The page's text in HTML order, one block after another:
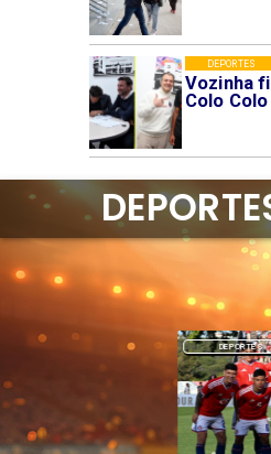
Vozinha
Colo
DEPORTES
DEPORTES